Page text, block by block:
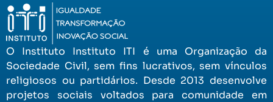
O Instituto Instituto ITI é uma Organização da
Sociedade Civil, sem fins lucrativos, sem vínculos
religiosos ou partidários. Desde 2013 desenvolve
projetos sociais voltados para comunidade em